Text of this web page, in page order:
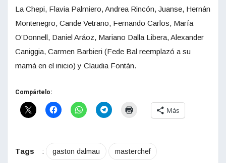
La Chepi, Flavia Palmiero, Andrea Rincón, Juanse, Hernán
Montenegro, Cande Vetrano, Fernando Carlos, María
O’Donnell, Daniel Aráoz, Mariano Dalla Libera, Alexander
Caniggia, Carmen Barbieri (Fede Bal reemplazó a su
mamá en el inicio) y Claudia Fontán.
Compártelo:
Más
Tags : gaston dalmau masterchef